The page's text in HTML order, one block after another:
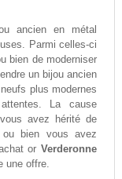
ancien en métal
Parmi celles-ci
bien de moderniser
un bijou ancien
plus modernes
La cause
avez hérité de
bien vous avez
orVerderonne
une offre.